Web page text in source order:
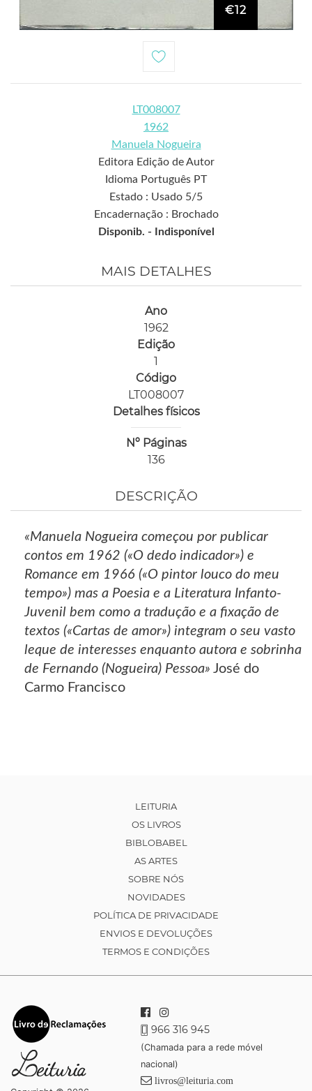
€12
LT008007
1962
Manuela Nogueira
Editora Edição de Autor
Idioma Português PT
Estado : Usado 5/5
Encadernação : Brochado
Disponib. -
Indisponível
MAIS DETALHES
Ano
1962
Edição
1
Código
LT008007
Detalhes físicos
Nº Páginas
136
DESCRIÇÃO
«Manuela Nogueira começou por publicar
contos em 1962 («O dedo indicador») e
Romance em 1966 («O pintor louco do meu
tempo») mas a Poesia e a Literatura Infanto-
Juvenil bem como a tradução e a fixação de
textos («Cartas de amor») integram o seu vasto
leque de interesses enquanto autora e sobrinha
de Fernando (Nogueira) Pessoa» José do
Carmo Francisco
LEITURIA
OS LIVROS
BIBLOBABEL
AS ARTES
SOBRE NÓS
NOVIDADES
POLÍTICA DE PRIVACIDADE
ENVIOS E DEVOLUÇÕES
TERMOS E CONDIÇÕES
966 316 945
(Chamada para a rede móvel
nacional)
livros@leituria.com